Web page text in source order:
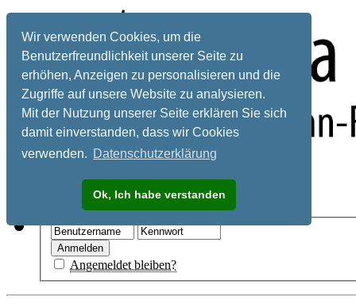
Wir verwenden Cookies, um die
Benutzerfreundlichkeit unserer Seite zu
erhöhen, Anzeigen zu personalisieren und die
Zugriffe auf unsere Website zu analysieren.
Mit der Nutzung unserer Seite erklären Sie sich
damit einverstanden, dass wir Cookies
verwenden. Datenschutzerklärung
Ok, Ich habe verstanden
Registrieren
Angemeldet bleiben?